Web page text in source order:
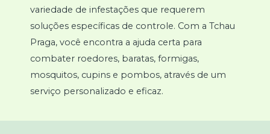
variedade de infestações que requerem
soluções específicas de controle. Com a Tchau
Praga, você encontra a ajuda certa para
combater roedores, baratas, formigas,
mosquitos, cupins e pombos, através de um
serviço personalizado e eficaz.